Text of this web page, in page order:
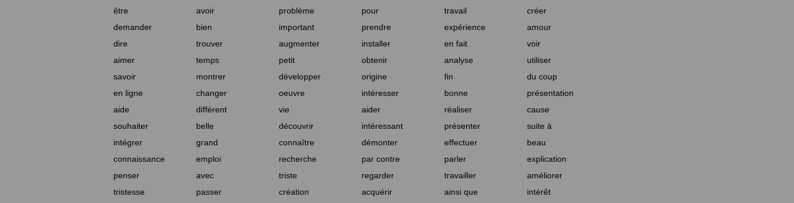
être
avoir problème pour travail
créer
demander
bien important prendre expérience
amour
dire
trouver augmenter installer en fait
voir
aimer
temps petit obtenir analyse
utiliser
savoir
montrer développer origine fin
du coup
en ligne
changer oeuvre intéresser bonne
présentation
aide
différent vie aider réaliser
cause
souhaiter
belle découvrir intéressant présenter
suite à
intégrer
grand connaître démonter effectuer
beau
connaissance
emploi recherche par contre parler
explication
penser
avec triste regarder travailler
améliorer
tristesse
passer création acquérir ainsi que intérêt